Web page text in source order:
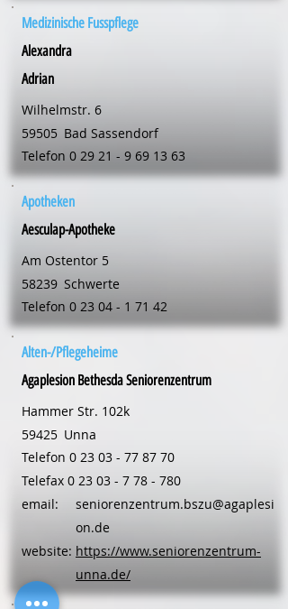
Medizinische Fusspflege
Alexandra
Adrian
Wilhelmstr. 6
59505 Bad Sassendorf
Telefon 0 29 21 - 9 69 13 63
Apotheken
Aesculap-Apotheke
Am Ostentor 5
58239 Schwerte
Telefon 0 23 04 - 1 71 42
Alten-/Pflegeheime
Agaplesion Bethesda Seniorenzentrum
Hammer Str. 102k
59425 Unna
Telefon 0 23 03 - 77 87 70
Telefax 0 23 03 - 7 78 - 780
email:
website:
seniorenzentrum.bszu@agaplesi
on.de
https://www.seniorenzentrum-
unna.de/